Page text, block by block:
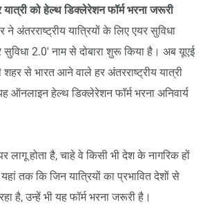
को हेल्थ डिक्लेरेशन फॉर्म भरना जरूरी
ने अंतरराष्ट्रीय यात्रियों के लिए एयर सुविधा
सुविधा 2.0' नाम से दोबारा शुरू किया है। अब यूएई
से भारत आने वाले हर अंतरराष्ट्रीय यात्री
ऑनलाइन हेल्थ डिक्लेरेशन फॉर्म भरना अनिवार्य
लागू होता है, चाहे वे किसी भी देश के नागरिक हों
तक कि जिन यात्रियों का प्रभावित देशों से
है, उन्हें भी यह फॉर्म भरना जरूरी है।